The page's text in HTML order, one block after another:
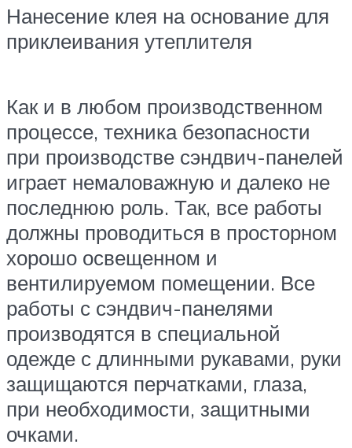
Нанесение клея на основание для
приклеивания утеплителя
Как и в любом производственном
процессе, техника безопасности
при производстве сэндвич-панелей
играет немаловажную и далеко не
последнюю роль. Так, все работы
должны проводиться в просторном
хорошо освещенном и
вентилируемом помещении. Все
работы с сэндвич-панелями
производятся в специальной
одежде с длинными рукавами, руки
защищаются перчатками, глаза,
при необходимости, защитными
очками.